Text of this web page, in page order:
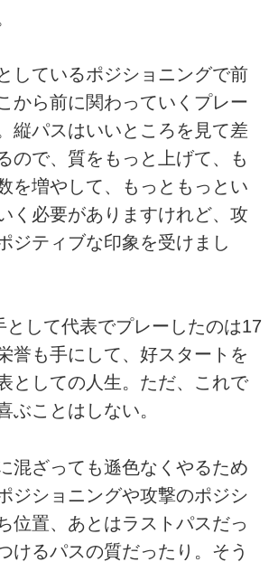
しているポジショニングで前
から前に関わっていくプレー
縦パスはいいところを見て差
ので、質をもっと上げて、も
を増やして、もっともっとい
く必要がありますけれど、攻
ジティブな印象を受けまし
して代表でプレーしたのは17
誉も手にして、好スタートを
としての人生。ただ、これで
ぶことはしない。
混ざっても遜色なくやるため
ジショニングや攻撃のポジシ
位置、あとはラストパスだっ
けるパスの質だったり。そう